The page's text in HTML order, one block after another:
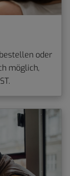
oder
möglich,